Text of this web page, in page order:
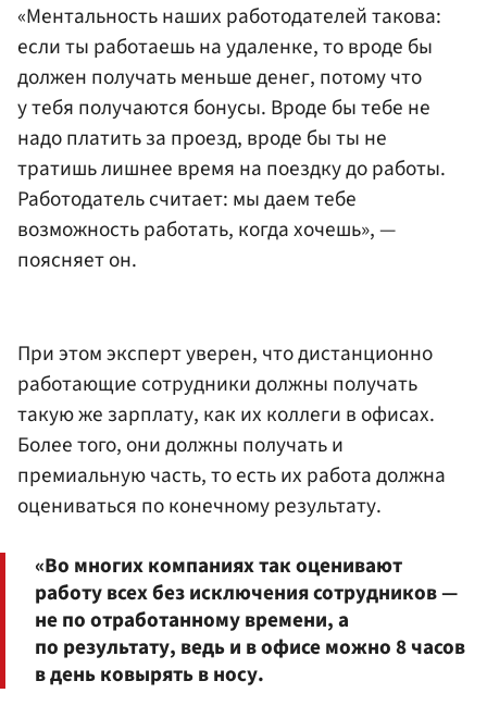
«Ментальность наших работодателей такова:
если ты работаешь на удаленке, то вроде бы
должен получать меньше денег, потому что
у тебя получаются бонусы. Вроде бы тебе не
надо платить за проезд, вроде бы ты не
тратишь лишнее время на поездку до работы.
Работодатель считает: мы даем тебе
возможность работать, когда хочешь», —
поясняет он.
При этом эксперт уверен, что дистанционно
работающие сотрудники должны получать
такую же зарплату, как их коллеги в офисах.
Более того, они должны получать и
премиальную часть, то есть их работа должна
оцениваться по конечному результату.
«Во многих компаниях так оценивают
работу всех без исключения сотрудников —
не по отработанному времени, а
по результату, ведь и в офисе можно 8 часов
в день ковырять в носу.